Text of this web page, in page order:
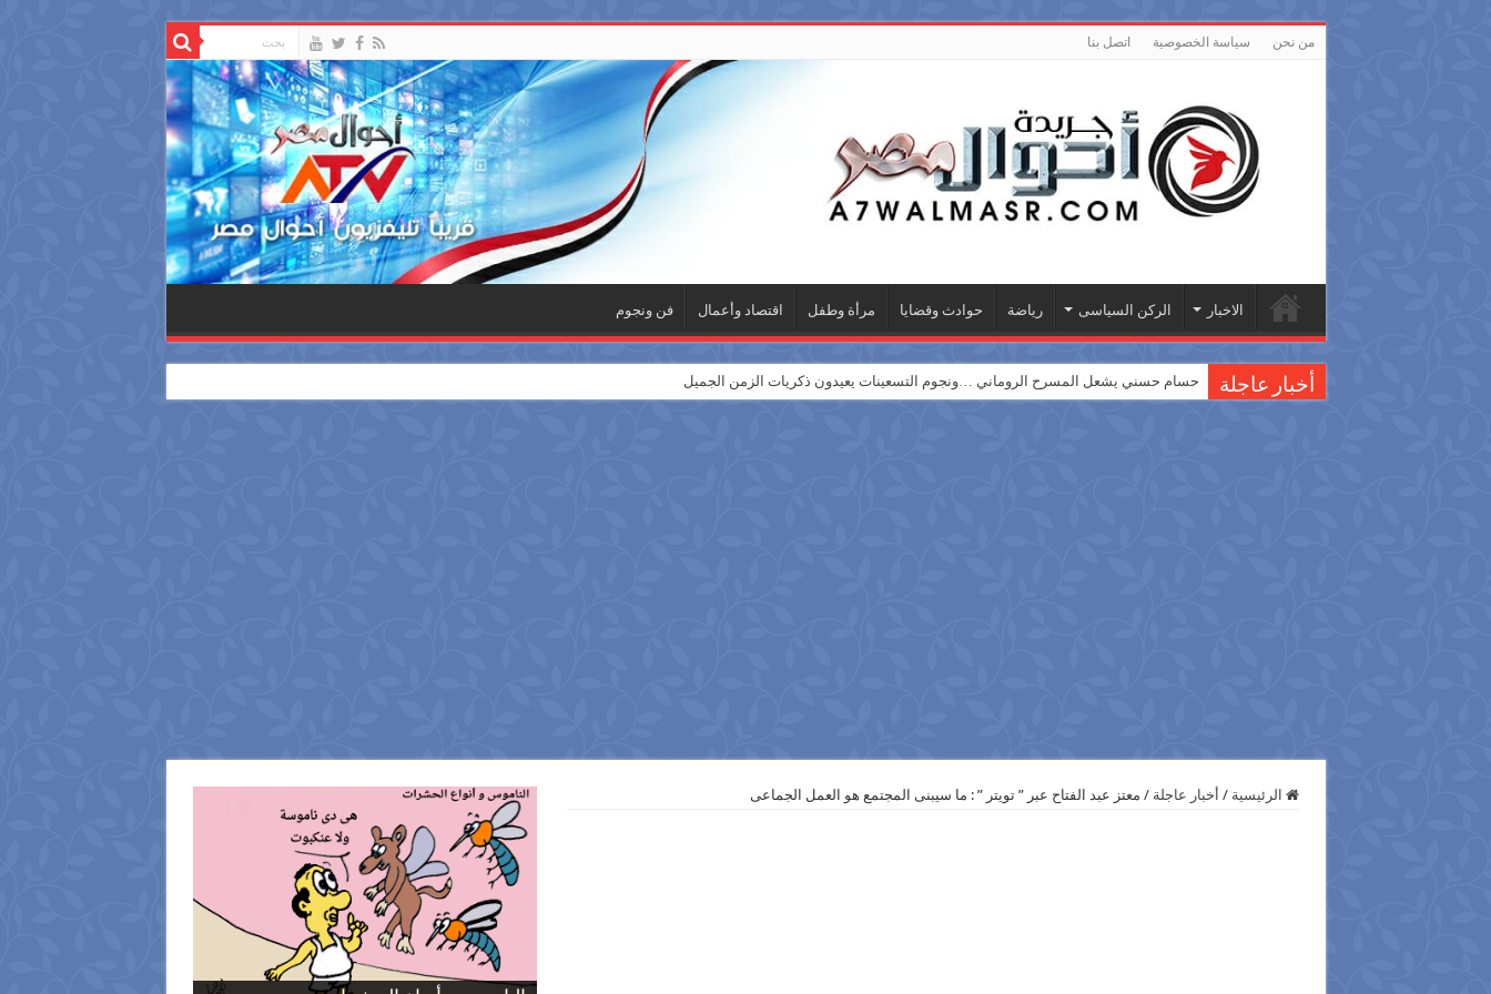
من نحن سياسة الخصوصية اتصل بنا
الاخبار الركن السياسى رياضة حوادث وقضايا مرأة وطفل اقتصاد وأعمال فن ونجوم
أخبار عاجلة حسام حسني يشعل المسرح الروماني …ونجوم التسعينات يعيدون ذكريات الزمن الجميل
الرئيسية / أخبار عاجلة / معتز عبد الفتاح عبر ” تويتر ” : ما سيبنى المجتمع هو العمل الجماعى